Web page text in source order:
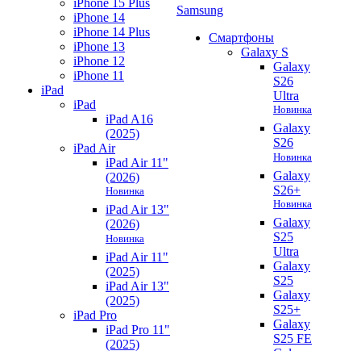
iPhone 15 Plus
iPhone 14
iPhone 14 Plus
iPhone 13
iPhone 12
iPhone 11
iPad
iPad
iPad A16
(2025)
iPad Air
iPad Air 11"
(2026)
Новинка
iPad Air 13"
(2026)
Новинка
iPad Air 11"
(2025)
iPad Air 13"
(2025)
iPad Pro
iPad Pro 11"
(2025)
Samsung
Смартфоны
Galaxy S
Galaxy
S26
Ultra
Новинка
Galaxy
S26
Новинка
Galaxy
S26+
Новинка
Galaxy
S25
Ultra
Galaxy
S25
Galaxy
S25+
Galaxy
S25 FE